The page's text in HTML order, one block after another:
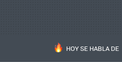
HOY SE HABLA DE